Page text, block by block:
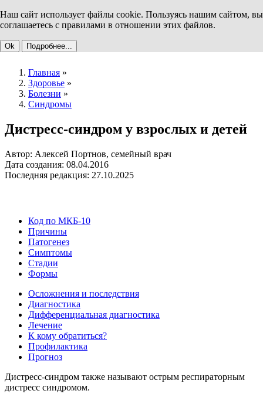
Наш сайт использует файлы cookie. Пользуясь нашим сайтом, вы
соглашаетесь с правилами в отношении этих файлов.
Ok Подробнее...
Главная »
Здоровье »
Болезни »
Синдромы
Дистресс-синдром у взрослых и детей
Автор: Алексей Портнов, семейный врач
Дата создания: 08.04.2016
Последняя редакция: 27.10.2025
Код по МКБ-10
Причины
Патогенез
Симптомы
Стадии
Формы
Осложнения и последствия
Диагностика
Дифференциальная диагностика
Лечение
К кому обратиться?
Профилактика
Прогноз
Дистресс-синдром также называют острым респираторным
дистресс синдромом.